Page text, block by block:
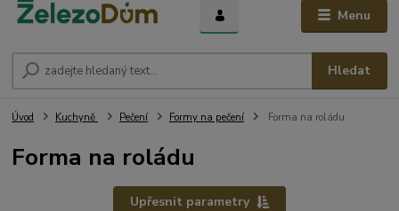
Menu
Hledat
Úvod Kuchyně Pečení Formy na pečení Forma na roládu
Forma na roládu
Upřesnit parametry